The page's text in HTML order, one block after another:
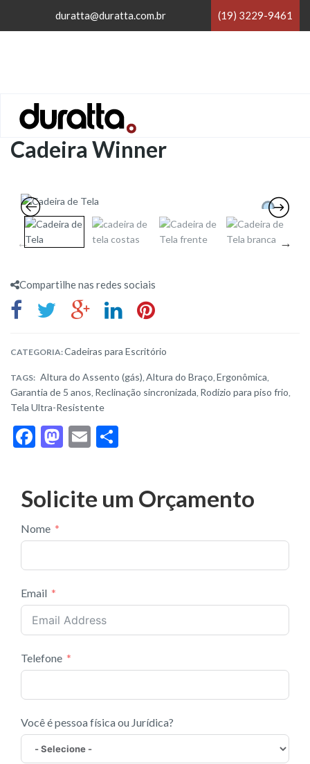
duratta@duratta.com.br (19) 3229-9461
Home /Cadeiras para Escritório
Cadeira Winner
Compartilhe nas redes sociais
CATEGORIA:Cadeiras para Escritório
TAGS: Altura do Assento (gás), Altura do Braço, Ergonômica,
Garantia de 5 anos, Reclinação sincronizada, Rodízio para piso frio,
Tela Ultra-Resistente
F
b
o
o
k
M
d
n
E
l
e
Solicite um Orçamento
Nome
Email
Telefone
Você é pessoa física ou Jurídica?
×